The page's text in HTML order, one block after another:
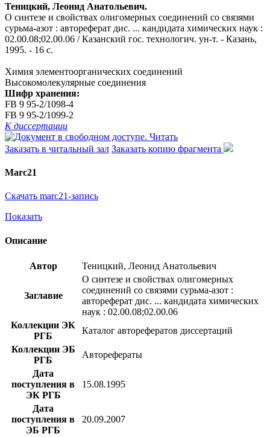
Теницкий, Леонид Анатольевич.
О синтезе и свойствах олигомерных соединений со связями
сурьма-азот : автореферат дис. ... кандидата химических наук :
02.00.08;02.00.06 / Казанский гос. технологич. ун-т. - Казань,
1995. - 16 с.
Химия элементоорганических соединений
Высокомолекулярные соединения
Шифр хранения:
FB 9 95-2/1098-4
FB 9 95-2/1099-2
К диссертации
Читать
Заказать в читальный зал Заказать копию фрагмента
Marc21
Скачать marc21-запись
Показать
Описание
Автор Теницкий, Леонид Анатольевич
Заглавие
О синтезе и свойствах олигомерных
соединений со связями сурьма-азот :
автореферат дис. ... кандидата химических
наук : 02.00.08;02.00.06
Коллекции ЭК
РГБ
Каталог авторефератов диссертаций
Коллекции ЭБ
РГБ
Авторефераты
Дата
поступления в
ЭК РГБ
15.08.1995
Дата
поступления в
ЭБ РГБ
20.09.2007